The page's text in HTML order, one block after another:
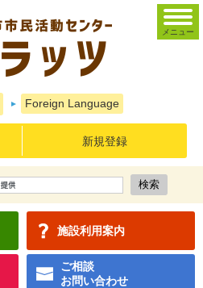
Foreign Language
新規登録
施設利用案内
ご相談
お問い合わせ
メニュー